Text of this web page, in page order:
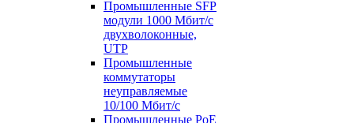
Промышленные SFP
модули 1000 Мбит/c
двухволоконные,
UTP
Промышленные
коммутаторы
неуправляемые
10/100 Мбит/с
Промышленные PoE